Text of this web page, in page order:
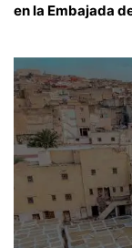
en la Embajada